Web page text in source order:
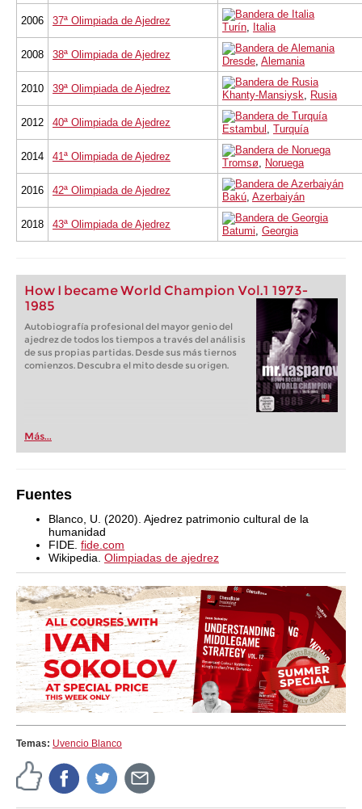
2006 37ª Olimpiada de Ajedrez
Turín, Italia
2008 38ª Olimpiada de Ajedrez
Dresde, Alemania
2010 39ª Olimpiada de Ajedrez
Khanty-Mansiysk, Rusia
2012 40ª Olimpiada de Ajedrez
Estambul , Turquía
2014 41ª Olimpiada de Ajedrez
Tromsø, Noruega
2016 42ª Olimpiada de Ajedrez
Bakú, Azerbaiyán
2018 43ª Olimpiada de Ajedrez
Batumi, Georgia
How I became World Champion Vol.1 1973-
1985
Autobiografía profesional del mayor genio del
ajedrez de todos los tiempos a través del análisis
de sus propias partidas. Desde sus más tiernos
comienzos. Descubra el mito desde su origen.
Más...
Fuentes
Blanco, U. (2020). Ajedrez patrimonio cultural de la
humanidad
FIDE. fide.com
Wikipedia. Olimpiadas de ajedrez
Temas: Uvencio Blanco